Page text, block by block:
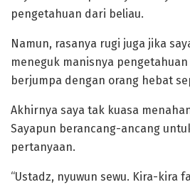
pengetahuan dari beliau.
Namun, rasanya rugi juga jika
meneguk manisnya
berjumpa dengan orang hebat
Akhirnya saya tak kuasa
Sayapun berancang-ancang
pertanyaan.
“Ustadz, nyuwun sewu. Kira-kira